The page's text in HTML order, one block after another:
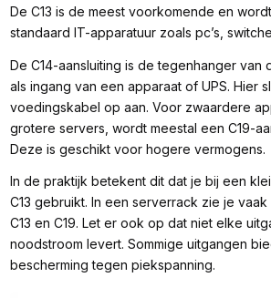
De C13 is de meest voorkomende en
standaard IT-apparatuur zoals pc’s,
De C14-aansluiting is de tegenhanger van
als ingang van een apparaat of UPS. Hier
voedingskabel op aan. Voor zwaardere
grotere servers, wordt meestal een C19-
Deze is geschikt voor hogere vermogens.
In de praktijk betekent dit dat je bij een
C13 gebruikt. In een serverrack zie je
C13 en C19. Let er ook op dat niet elke
noodstroom levert. Sommige uitgangen
bescherming tegen piekspanning.